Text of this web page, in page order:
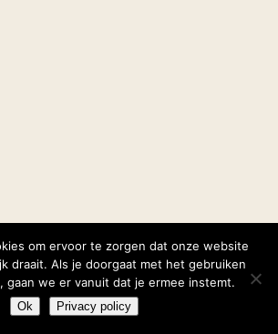
om ervoor te zorgen dat onze website
draait. Als je doorgaat met het gebruiken
gaan we er vanuit dat je ermee instemt.
Ok Privacy policy